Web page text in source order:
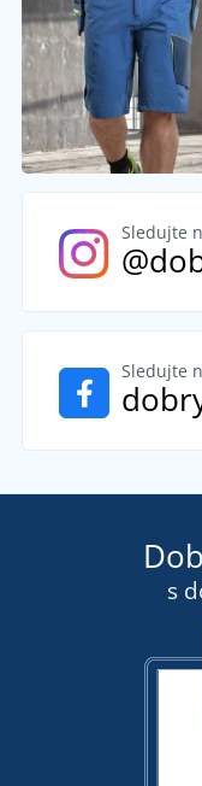
Sledujte
Sledujte
s